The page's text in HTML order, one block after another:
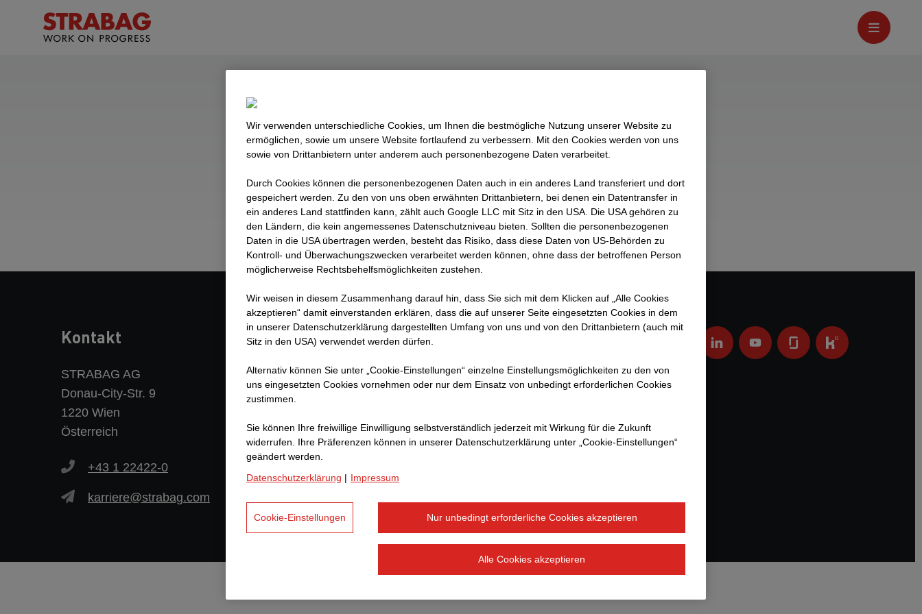
Standorte in Österreich
Hier findet ihr eine Übersicht unserer Lehrbetriebe in Österreich
Kontakt
STRABAG AG
Donau-City-Str. 9
1220 Wien
Österreich
+43 1 22422-0
karriere@strabag.com
Weitere Links
Datenschutzerklärung
Rechtshinweis
Wir verwenden unterschiedliche Cookies, um Ihnen die best­mögliche Nutzung unserer Website zu
ermöglichen, sowie um unsere Website fortlaufend zu verbessern. Mit den Cookies werden von uns
sowie von Drittanbietern unter anderem auch personenbezogene Daten verarbeitet.
Durch Cookies können die personenbezogenen Daten auch in ein anderes Land transferiert und dort
gespeichert werden. Zu den von uns oben erwähnten Drittanbietern, bei denen ein Datentransfer in
ein anderes Land stattfinden kann, zählt auch Google LLC mit Sitz in den USA. Die USA gehören zu
den Ländern, die kein angemessenes Datenschutzniveau bieten. Sollten die personenbezogenen
Daten in die USA übertragen werden, besteht das Risiko, dass diese Daten von US-Behörden zu
Kontroll- und Überwachungszwecken verarbeitet werden können, ohne dass der betroffenen Person
möglicherweise Rechtsbehelfsmöglichkeiten zustehen.
Wir weisen in diesem Zusammenhang darauf hin, dass Sie sich mit dem Klicken auf „Alle Cookies
akzeptieren“ damit ein­ver­standen erklären, dass die auf unserer Seite eingesetzten Cookies in dem
in unserer Datenschutzerklärung dargestellten Umfang von uns und von den Drittanbietern (auch mit
Sitz in den USA) verwendet werden dürfen.
Alternativ können Sie unter „Cookie-Einstellungen“ einzelne Einstellungsmöglichkeiten zu den von
uns eingesetzten Cookies vornehmen oder nur dem Einsatz von unbedingt erforderlichen Cookies
zustimmen.
Sie können Ihre freiwillige Einwilligung selbstverständlich jederzeit mit Wirkung für die Zukunft
widerrufen. Ihre Prä­fe­renzen können in unserer Datenschutzerklärung unter „Cookie-Einstellungen“
geändert werden.
Datenschutzerklärung | Impressum
Nur unbedingt erforderliche Cookies akzeptieren
Alle Cookies akzeptieren
Cookie-Einstellungen